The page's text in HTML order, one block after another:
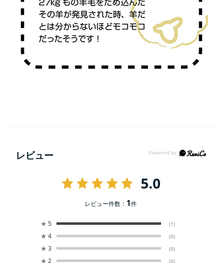
レビュー
5.0
レビュー件数： 1件
★ 5 (1)
★ 4 (0)
★ 3 (0)
★ 2 (0)